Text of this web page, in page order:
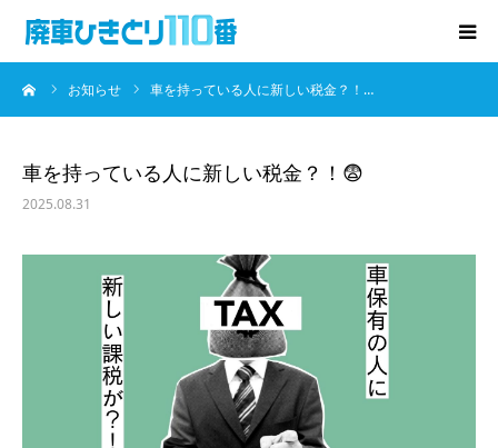
お知らせ 車を持っている人に新しい税金？！…
車を持っている人に新しい税金？！😨
2025.08.31
廃車･事故車の買取
お役立ち情報
お知らせ
会社概要